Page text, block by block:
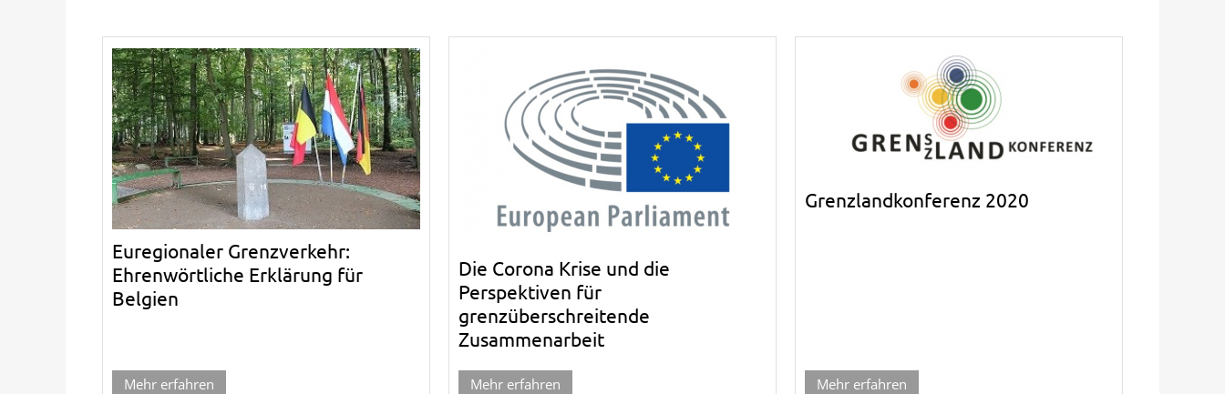
Euregionaler Grenzverkehr:
Ehrenwörtliche Erklärung für
Belgien
Mehr erfahren
Die Corona Krise und die
Perspektiven für
grenzüberschreitende
Zusammenarbeit
Mehr erfahren
Grenzlandkonferenz 2020
Mehr erfahren